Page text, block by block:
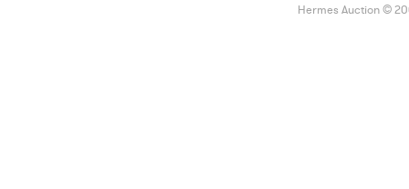
Hermes Auction ©